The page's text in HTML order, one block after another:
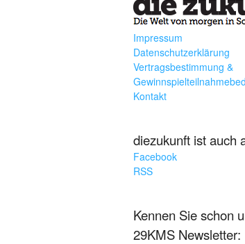
Impressum
Datenschutzerklärung
Vertragsbestimmung &
Kontakt
diezukunft ist auch
Facebook
RSS
Kennen Sie schon
29KMS Newsletter: